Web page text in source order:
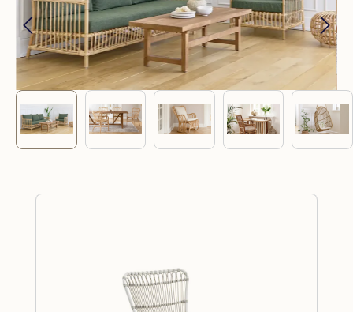
Produktgalerie überspringen